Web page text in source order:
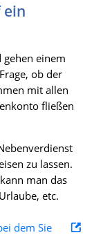
ein
einem
ob der
mit allen
fließen
zu lassen.
man das
etc.
dem Sie